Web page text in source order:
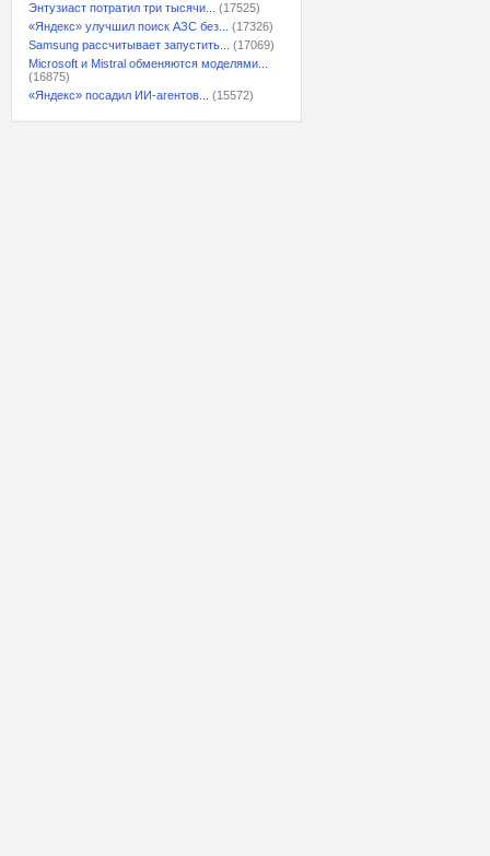
Энтузиаст потратил три тысячи...
(17525)
«Яндекс» улучшил поиск АЗС без...
(17326)
Samsung рассчитывает запустить...
(17069)
Microsoft и Mistral обменяются моделями...
(16875)
«Яндекс» посадил ИИ-агентов...
(15572)